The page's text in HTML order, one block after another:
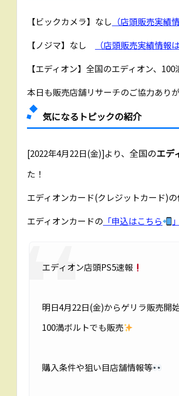
【ビックカメラ】なし （店頭販売実績
【ノジマ】なし
（店頭販売実績情報
【エディオン】全国のエディオン、100
本日も販売店舗リサーチのご協力あり
気になるトピックの紹介
[2022年4月22日(金)]より、 全国のエデ
た！
エディオンカード(クレジットカード)
エディオンカードの 「申込はこちら 」
エディオン店頭PS5速報
明日4月22日(金)からゲリラ販売開
100満ボルトでも販売
購入条件や狙い目店舗情報等